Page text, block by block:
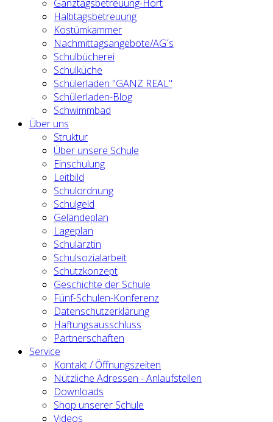
Ganztagsbetreuung-Hort
Halbtagsbetreuung
Kostümkammer
Nachmittagsangebote/AG´s
Schulbücherei
Schulküche
Schülerladen "GANZ REAL"
Schülerladen-Blog
Schwimmbad
Über uns
Struktur
Über unsere Schule
Einschulung
Leitbild
Schulordnung
Schulgeld
Geländeplan
Lageplan
Schulärztin
Schulsozialarbeit
Schutzkonzept
Geschichte der Schule
Fünf-Schulen-Konferenz
Datenschutzerklärung
Haftungsausschluss
Partnerschaften
Service
Kontakt / Öffnungszeiten
Nützliche Adressen - Anlaufstellen
Downloads
Shop unserer Schule
Videos